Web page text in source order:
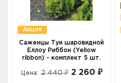
Акция
Саженцы Туи шаровидной
Еллоу Риббон (Yellow
ribbon) - комплект 5 шт.
Цена: 2 440 ₽ 2 260 ₽